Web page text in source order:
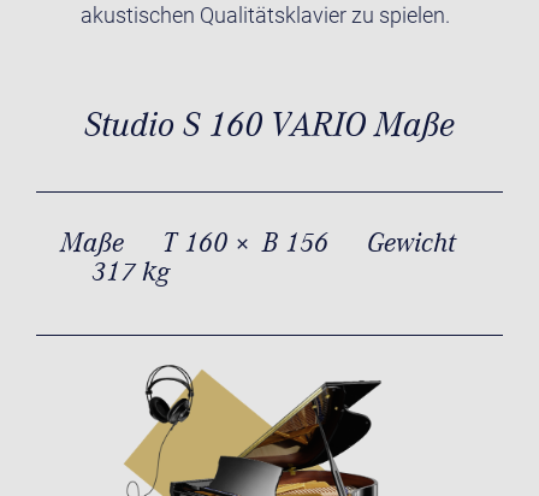
akustischen Qualitätsklavier zu spielen.
Studio S 160 VARIO Maße
Maße T 160 × B 156
Gewicht
317 kg